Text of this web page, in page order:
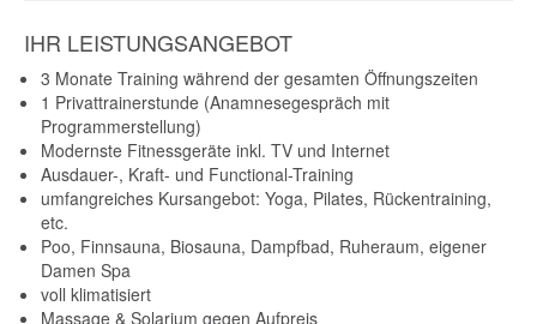
IHR LEISTUNGSANGEBOT
3 Monate Training während der gesamten Öffnungszeiten
1 Privattrainerstunde (Anamnesegespräch mit
Programmerstellung)
Modernste Fitnessgeräte inkl. TV und Internet
Ausdauer-, Kraft- und Functional-Training
umfangreiches Kursangebot: Yoga, Pilates, Rückentraining,
etc.
Poo, Finnsauna, Biosauna, Dampfbad, Ruheraum, eigener
Damen Spa
voll klimatisiert
Massage & Solarium gegen Aufpreis